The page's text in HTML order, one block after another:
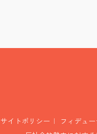
サイトポリシー フィデュ